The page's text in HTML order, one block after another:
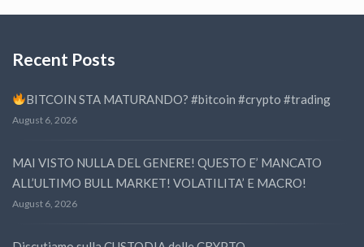
Recent Posts
BITCOIN STA MATURANDO? #bitcoin #crypto #trading
August 6, 2026
MAI VISTO NULLA DEL GENERE! QUESTO E’ MANCATO
ALL’ULTIMO BULL MARKET! VOLATILITA’ E MACRO!
August 6, 2026